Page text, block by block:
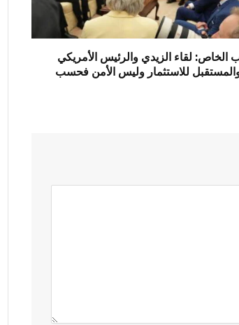
الخاص: لقاء الزيدي والرئيس الأمريكي
للاستثمار وليس الأمن فحسب